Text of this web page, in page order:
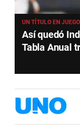
UN TÍTULO EN JUEGO
Así quedó
Tabla Anual